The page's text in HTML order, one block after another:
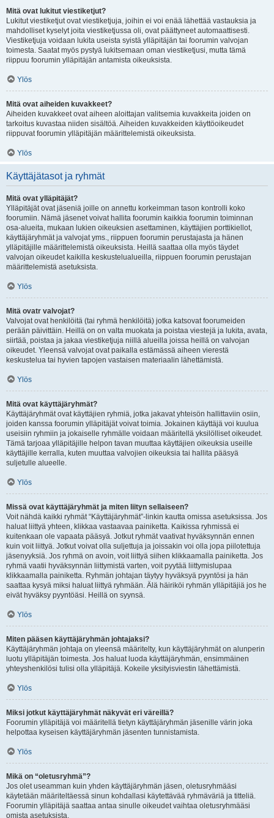
Mitä ovat lukitut viestiketjut?
Lukitut viestiketjut ovat viestiketjuja, joihin ei voi enää lähettää vastauksia ja
mahdolliset kyselyt joita viestiketjussa oli, ovat päättyneet automaattisesti.
Viestiketjuja voidaan lukita useista syistä ylläpitäjän tai foorumin valvojan
toimesta. Saatat myös pystyä lukitsemaan oman viestiketjusi, mutta tämä
riippuu foorumin ylläpitäjän antamista oikeuksista.
Ylös
Mitä ovat aiheiden kuvakkeet?
Aiheiden kuvakkeet ovat aiheen aloittajan valitsemia kuvakkeita joiden on
tarkoitus kuvastaa niiden sisältöä. Aiheiden kuvakkeiden käyttöoikeudet
riippuvat foorumin ylläpitäjän määrittelemistä oikeuksista.
Ylös
Käyttäjätasot ja ryhmät
Mitä ovat ylläpitäjät?
Ylläpitäjät ovat jäseniä joille on annettu korkeimman tason kontrolli koko
foorumiin. Nämä jäsenet voivat hallita foorumin kaikkia foorumin toiminnan
osa-alueita, mukaan lukien oikeuksien asettaminen, käyttäjien porttikiellot,
käyttäjäryhmät ja valvojat yms., riippuen foorumin perustajasta ja hänen
ylläpitäjille määrittelemistä oikeuksista. Heillä saattaa olla myös täydet
valvojan oikeudet kaikilla keskustelualueilla, riippuen foorumin perustajan
määrittelemistä asetuksista.
Ylös
Mitä ovatr valvojat?
Valvojat ovat henkilöitä (tai ryhmä henkilöitä) jotka katsovat foorumeiden
perään päivittäin. Heillä on on valta muokata ja poistaa viestejä ja lukita, avata,
siirtää, poistaa ja jakaa viestiketjuja niillä alueilla joissa heillä on valvojan
oikeudet. Yleensä valvojat ovat paikalla estämässä aiheen vierestä
keskustelua tai hyvien tapojen vastaisen materiaalin lähettämistä.
Ylös
Mitä ovat käyttäjäryhmät?
Käyttäjäryhmät ovat käyttäjien ryhmiä, jotka jakavat yhteisön hallittaviin osiin,
joiden kanssa foorumin ylläpitäjät voivat toimia. Jokainen käyttäjä voi kuulua
useisiin ryhmiin ja jokaiselle ryhmälle voidaan määritellä yksilölliset oikeudet.
Tämä tarjoaa ylläpitäjille helpon tavan muuttaa käyttäjien oikeuksia useille
käyttäjille kerralla, kuten muuttaa valvojien oikeuksia tai hallita pääsyä
suljetulle alueelle.
Ylös
Missä ovat käyttäjäryhmät ja miten liityn sellaiseen?
Voit nähdä kaikki ryhmät “Käyttäjäryhmät”-linkin kautta omissa asetuksissa. Jos
haluat liittyä yhteen, klikkaa vastaavaa painiketta. Kaikissa ryhmissä ei
kuitenkaan ole vapaata pääsyä. Jotkut ryhmät vaativat hyväksynnän ennen
kuin voit liittyä. Jotkut voivat olla suljettuja ja joissakin voi olla jopa piilotettuja
jäsenyyksiä. Jos ryhmä on avoin, voit liittyä siihen klikkaamalla painiketta. Jos
ryhmä vaatii hyväksynnän liittymistä varten, voit pyytää liittymislupaa
klikkaamalla painiketta. Ryhmän johtajan täytyy hyväksyä pyyntösi ja hän
saattaa kysyä miksi haluat liittyä ryhmään. Älä häiriköi ryhmän ylläpitäjiä jos he
eivät hyväksy pyyntöäsi. Heillä on syynsä.
Ylös
Miten pääsen käyttäjäryhmän johtajaksi?
Käyttäjäryhmän johtaja on yleensä määritelty, kun käyttäjäryhmät on alunperin
luotu ylläpitäjän toimesta. Jos haluat luoda käyttäjäryhmän, ensimmäinen
yhteyshenkilösi tulisi olla ylläpitäjä. Kokeile yksityisviestin lähettämistä.
Ylös
Miksi jotkut käyttäjäryhmät näkyvät eri väreillä?
Foorumin ylläpitäjä voi määritellä tietyn käyttäjäryhmän jäsenille värin joka
helpottaa kyseisen käyttäjäryhmän jäsenten tunnistamista.
Ylös
Mikä on “oletusryhmä”?
Jos olet useamman kuin yhden käyttäjäryhmän jäsen, oletusryhmääsi
käytetään määriteltäessä sinun kohdallasi käytettävää ryhmäväriä ja titteliä.
Foorumin ylläpitäjä saattaa antaa sinulle oikeudet vaihtaa oletusryhmääsi
omista asetuksista.